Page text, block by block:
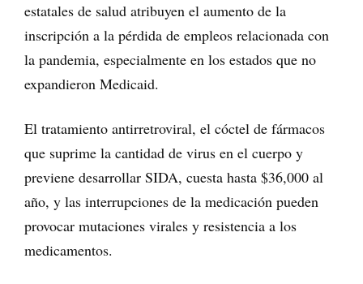
estatales de salud atribuyen el aumento de la
inscripción a la pérdida de empleos relacionada con
la pandemia, especialmente en los estados que no
expandieron Medicaid.
El tratamiento antirretroviral, el cóctel de fármacos
que suprime la cantidad de virus en el cuerpo y
previene desarrollar SIDA, cuesta hasta $36,000 al
año, y las interrupciones de la medicación pueden
provocar mutaciones virales y resistencia a los
medicamentos.